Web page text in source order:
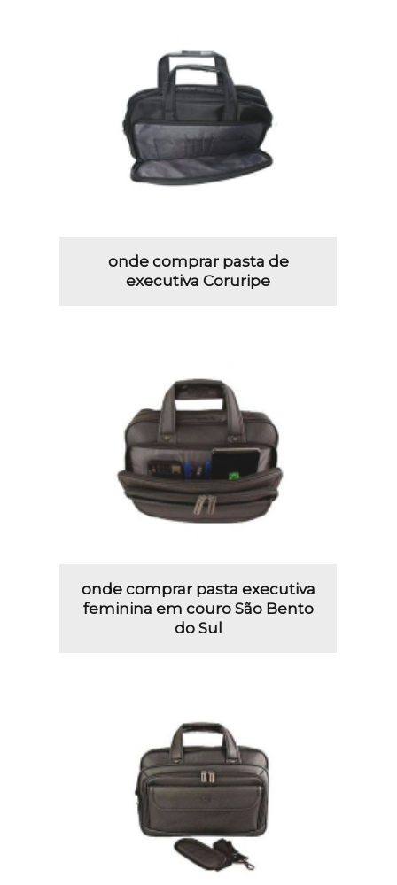
onde comprar pasta de
executiva Coruripe
onde comprar pasta executiva
feminina em couro São Bento
do Sul